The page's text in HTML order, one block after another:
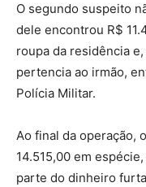
O segundo suspeito
dele encontrou R$
roupa da residência
pertencia ao irmão,
Polícia Militar.
Ao final da operação,
14.515,00 em
parte do dinheiro